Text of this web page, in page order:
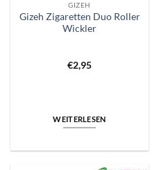
GIZEH
Gizeh Zigaretten Duo Roller
Wickler
€2,95
WEITERLESEN